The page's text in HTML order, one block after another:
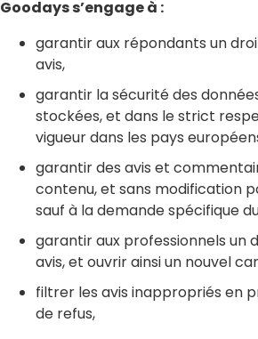
Goodays s’engage à :
garantir aux répondants un
avis,
garantir la sécurité des
stockées, et dans le strict
vigueur dans les pays
garantir des avis et
contenu, et sans modification
sauf à la demande spécifique
garantir aux professionnels un
avis, et ouvrir ainsi un nouvel
filtrer les avis inappropriés en
de refus,